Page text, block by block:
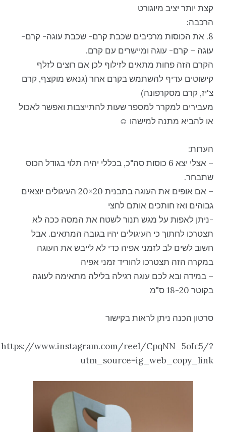
קצת יותר יציב מיוגורט
הרכבה:
8. את הכוסות מרכיבים שכבת קרם- שכבת עוגה- קרם-
עוגה – קרם- עוגה ומיישרים עם קרם.
הקרם הזה פחות מתאים לזילוף לכן אם רוצים לזלף
קישוטים עדיף להשתמש בקרם אחר (גנאש מוקצף, קרם
צ'יז, קרם מסקרפונה)
מעבירים למקרר למספר שעות להתייצבות ואפשר לאכול
או להביא מתנה למישהו ☺️
הערות:
– אצלי יצא 6 כוסות סה"כ, בכללי יהיה תלוי בגודל הכוס
שתבחר.
– אם אופים את העוגה בתבנית 20×20 העיגולים יוצאים
גבוהים ואז חותכים אותם לחצי
-ניתן לאפות על מגש תנור לשטח את המסה ככה לא
תצטרכו לחתוך כי העיגולים יהיו בגובה המתאים. אבל
חשוב לשים לב לזמני אפיה כדי לא לייבש את העוגה
במקרה הזה תצטרכו להוריד זמני אפיה
– במידה ובא לכם עוגה רגילה בלילה מתאימה לעוגה
בקוטר 18-20 ס"מ
סרטון הכנה ניתן לראות בקישור
https://www.instagram.com/reel/CpqNN_5oIc5/?
utm_source=ig_web_copy_link